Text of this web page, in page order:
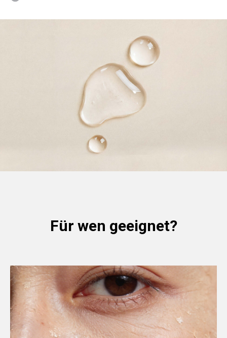
Für wen geeignet?